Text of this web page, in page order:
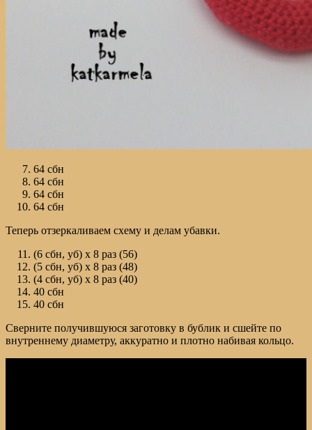
64 сбн
64 сбн
64 сбн
64 сбн
Теперь отзеркаливаем схему и делам убавки.
(6 сбн, уб) х 8 раз (56)
(5 сбн, уб) х 8 раз (48)
(4 сбн, уб) х 8 раз (40)
40 сбн
40 сбн
Сверните получившуюся заготовку в бублик и сшейте по
внутреннему диаметру, аккуратно и плотно набивая кольцо.